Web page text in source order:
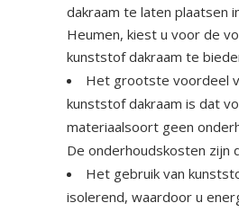
dakraam te laten plaatsen
Heumen, kiest u voor de
kunststof dakraam te
Het grootste voordeel
kunststof dakraam is dat
materiaalsoort geen
De onderhoudskosten zijn
Het gebruik van
isolerend, waardoor u